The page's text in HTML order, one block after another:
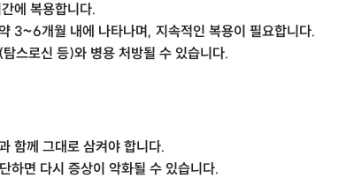
에 복용합니다.
3~6개월 내에 나타나며, 지속적인 복용이 필요합니다.
스로신 등)와 병용 처방될 수 있습니다.
함께 그대로 삼켜야 합니다.
하면 다시 증상이 악화될 수 있습니다.